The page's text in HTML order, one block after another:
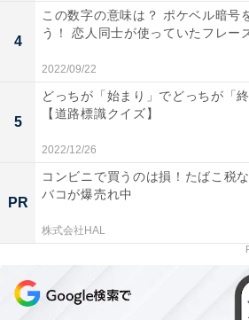
4
この数字の意味は？ ポケベル暗号
う！ 恋人同士が使っていたフレー
2022/09/22
5
どっちが「始まり」でどっちが「
【道路標識クイズ】
2022/12/26
PR
コンビニで買うのは損！たばこ税
バコが爆売れ中
株式会社HAL